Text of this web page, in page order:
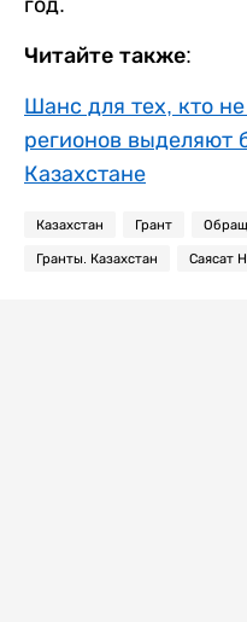
год.
Читайте также:
Шанс для тех, кто
регионов выделяют
Казахстане
Казахстан Грант
Гранты. Казахстан Саясат